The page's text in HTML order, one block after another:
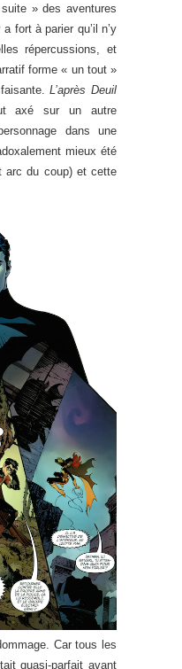
» des aventures
fort à parier qu’il n’y
répercussions, et
forme « un tout »
L’après Deuil
axé sur un autre
dans une
mieux été
arc du coup) et cette
Car tous les
quasi-parfait avant